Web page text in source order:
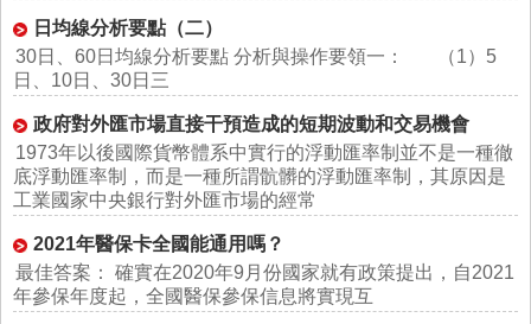
日均線分析要點（二）
30日、60日均線分析要點 分析與操作要領一： （1）5
日、10日、30日三
政府對外匯市場直接干預造成的短期波動和交易機會
1973年以後國際貨幣體系中實行的浮動匯率制並不是一種徹
底浮動匯率制，而是一種所謂骯髒的浮動匯率制，其原因是
工業國家中央銀行對外匯市場的經常
2021年醫保卡全國能通用嗎？
最佳答案： 確實在2020年9月份國家就有政策提出，自2021
年參保年度起，全國醫保參保信息將實現互